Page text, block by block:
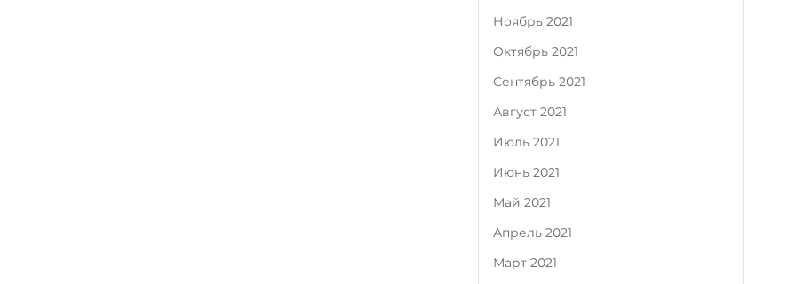
Ноябрь 2021
Октябрь 2021
Сентябрь 2021
Август 2021
Июль 2021
Июнь 2021
Май 2021
Апрель 2021
Март 2021